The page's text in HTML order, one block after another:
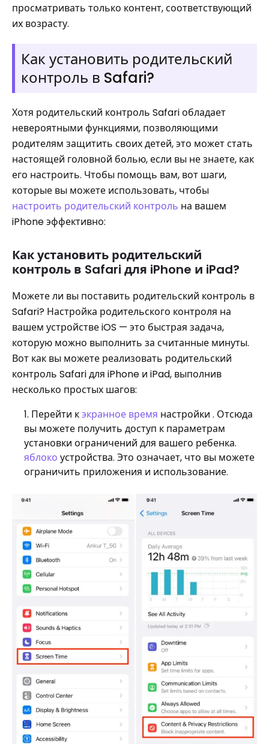
просматривать только контент, соответствующий
их возрасту.
Как установить родительский
контроль в Safari?
Хотя родительский контроль Safari обладает
невероятными функциями, позволяющими
родителям защитить своих детей, это может стать
настоящей головной болью, если вы не знаете, как
его настроить. Чтобы помощь вам, вот шаги,
которые вы можете использовать, чтобы
настроить родительский контроль на вашем
iPhone эффективно:
Как установить родительский
контроль в Safari для iPhone и iPad?
Можете ли вы поставить родительский контроль в
Safari? Настройка родительского контроля на
вашем устройстве iOS — это быстрая задача,
которую можно выполнить за считанные минуты.
Вот как вы можете реализовать родительский
контроль Safari для iPhone и iPad, выполнив
несколько простых шагов:
Перейти кэкранное время настройки . Отсюда
вы можете получить доступ к параметрам
установки ограничений для вашего ребенка.
яблоко устройства. Это означает, что вы можете
ограничить приложения и использование.